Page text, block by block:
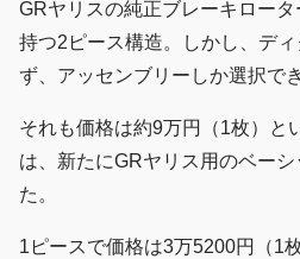
GRヤリスの純正ブレーキロー
持つ2ピース構造。しかし、デ
ず、アッセンブリーしか選択で
それも価格は約9万円（1枚）と
は、新たにGRヤリス用のベー
た。
1ピースで価格は3万5200円（1